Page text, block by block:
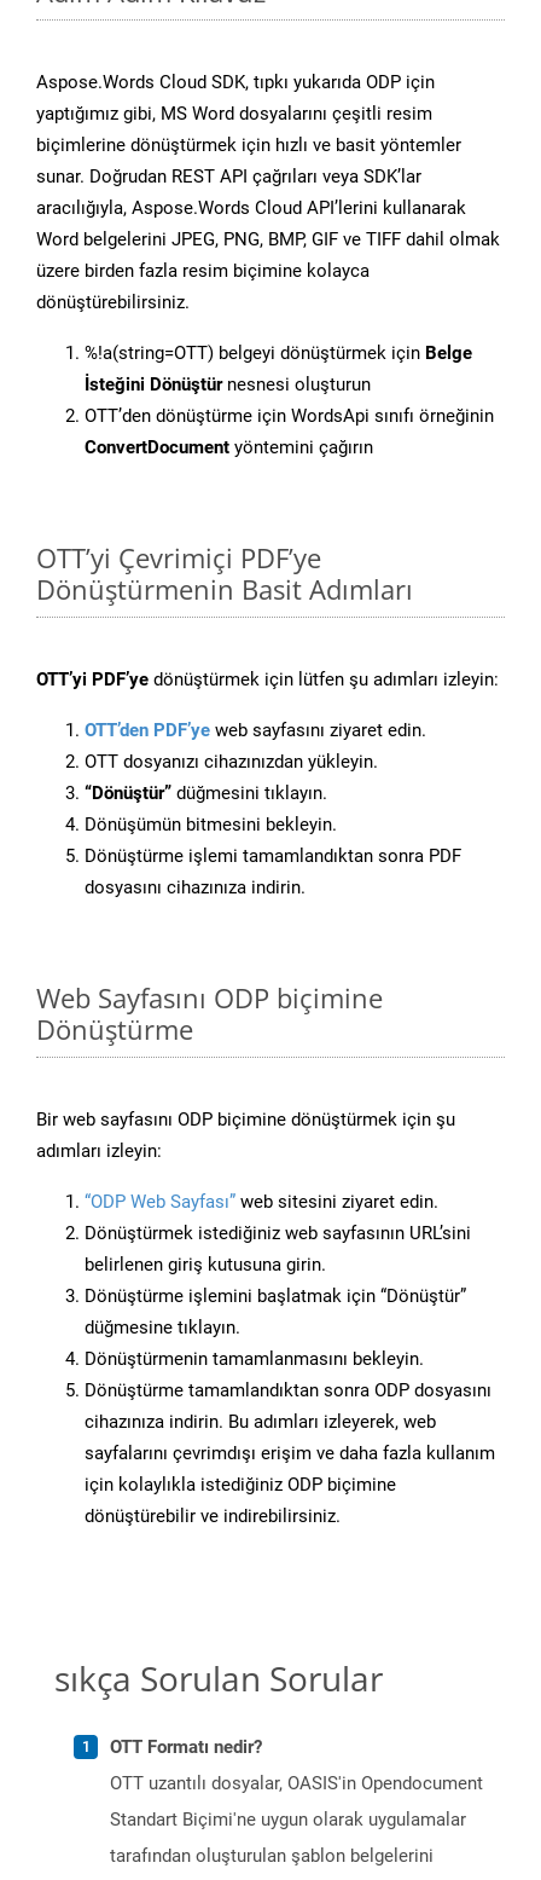
Aspose.Words Cloud SDK, tıpkı yukarıda ODP için
yaptığımız gibi, MS Word dosyalarını çeşitli resim
biçimlerine dönüştürmek için hızlı ve basit yöntemler
sunar. Doğrudan REST API çağrıları veya SDK’lar
aracılığıyla, Aspose.Words Cloud API’lerini kullanarak
Word belgelerini JPEG, PNG, BMP, GIF ve TIFF dahil olmak
üzere birden fazla resim biçimine kolayca
dönüştürebilirsiniz.
%!a(string=OTT) belgeyi dönüştürmek için Belge
İsteğini Dönüştürnesnesi oluşturun
OTT’den dönüştürme için WordsApi sınıfı örneğinin
ConvertDocument yöntemini çağırın
OTT’yi Çevrimiçi PDF’ye
Dönüştürmenin Basit Adımları
OTT’yi PDF’ye dönüştürmek için lütfen şu adımları izleyin:
OTT’den PDF’ye web sayfasını ziyaret edin.
OTT dosyanızı cihazınızdan yükleyin.
“Dönüştür” düğmesini tıklayın.
Dönüşümün bitmesini bekleyin.
Dönüştürme işlemi tamamlandıktan sonra PDF
dosyasını cihazınıza indirin.
Web Sayfasını ODP biçimine
Dönüştürme
Bir web sayfasını ODP biçimine dönüştürmek için şu
adımları izleyin:
“ODP Web Sayfası” web sitesini ziyaret edin.
Dönüştürmek istediğiniz web sayfasının URL’sini
belirlenen giriş kutusuna girin.
Dönüştürme işlemini başlatmak için “Dönüştür”
düğmesine tıklayın.
Dönüştürmenin tamamlanmasını bekleyin.
Dönüştürme tamamlandıktan sonra ODP dosyasını
cihazınıza indirin. Bu adımları izleyerek, web
sayfalarını çevrimdışı erişim ve daha fazla kullanım
için kolaylıkla istediğiniz ODP biçimine
dönüştürebilir ve indirebilirsiniz.
sıkça Sorulan Sorular
OTT Formatı nedir?
OTT uzantılı dosyalar, OASIS'in Opendocument
Standart Biçimi'ne uygun olarak uygulamalar
tarafından oluşturulan şablon belgelerini